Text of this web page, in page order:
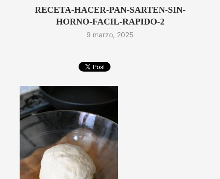
RECETA-HACER-PAN-SARTEN-SIN-
HORNO-FACIL-RAPIDO-2
9 marzo, 2025